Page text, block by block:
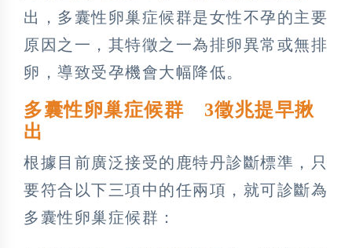
出，多囊性卵巢症候群是女性不孕的主要
原因之一，其特徵之一為排卵異常或無排
卵，導致受孕機會大幅降低。
多囊性卵巢症候群 3徵兆提早揪
出
根據目前廣泛接受的鹿特丹診斷標準，只
要符合以下三項中的任兩項，就可診斷為
多囊性卵巢症候群：